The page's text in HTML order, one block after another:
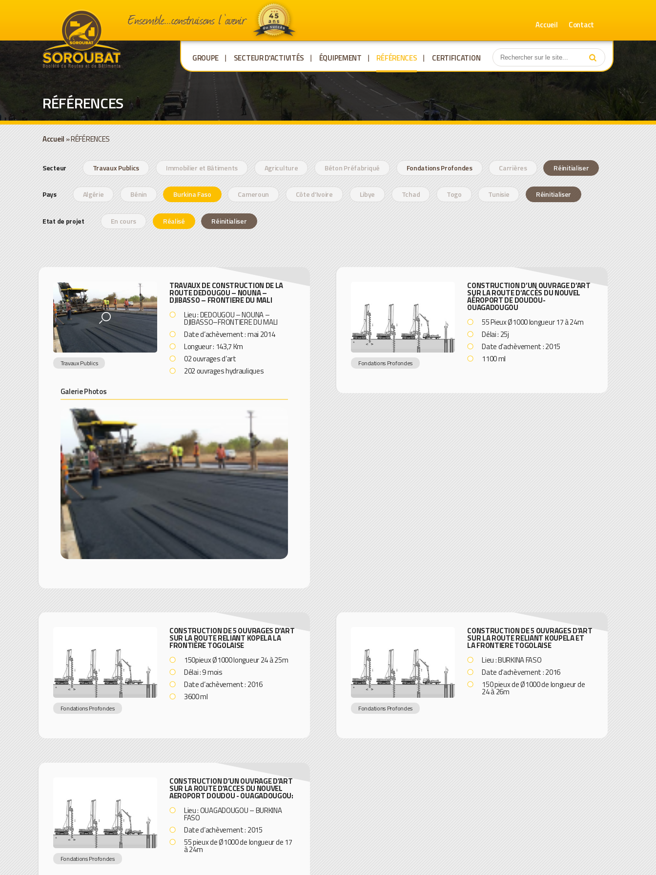
Accueil Contact
GROUPE SECTEUR D'ACTIVITÉS ÉQUIPEMENT RÉFÉRENCES CERTIFICATION
RÉFÉRENCES
Accueil »RÉFÉRENCES
Secteur Travaux Publics Immobilier et Bâtiments Agriculture Béton Préfabriqué Fondations Profondes Carrières Réinitialiser
Pays Algérie Bénin Burkina Faso Cameroun Côte d’Ivoire Libye Tchad Togo Tunisie Réinitialiser
Etat de projet En cours Réalisé Réinitialiser
Travaux Publics
TRAVAUX DE CONSTRUCTION DE LA
ROUTE DEDOUGOU – NOUNA –
DJIBASSO – FRONTIERE DU MALI
Lieu : DEDOUGOU – NOUNA –
DJIBASSO–FRONTIERE DU MALI
Date d’achèvement : mai 2014
Longueur : 143,7 Km
02 ouvrages d’art
202 ouvrages hydrauliques
Galerie Photos
Fondations Profondes
CONSTRUCTION D’UN OUVRAGE D’ART
SUR LA ROUTE D’ACCÈS DU NOUVEL
AÉROPORT DE DOUDOU-
OUAGADOUGOU
55 Pieux Ø1000 longueur 17 à 24m
Délai : 25j
Date d’achèvement : 2015
1100 ml
Fondations Profondes
CONSTRUCTION DE 5 OUVRAGES D’ART
SUR LA ROUTE RELIANT KOPELA LA
FRONTIÈRE TOGOLAISE
150pieux Ø1000 longueur 24 à 25m
Délai : 9 mois
Date d’achèvement : 2016
3600 ml
Fondations Profondes
CONSTRUCTION DE 5 OUVRAGES D’ART
SUR LA ROUTE RELIANT KOUPELA ET
LA FRONTIERE TOGOLAISE
Lieu : BURKINA FASO
Date d’achèvement : 2016
150 pieux de Ø1000 de longueur de
24 à 26m
Fondations Profondes
CONSTRUCTION D’UN OUVRAGE D’ART
SUR LA ROUTE D’ACCES DU NOUVEL
AEROPORT DOUDOU - OUAGADOUGOU:
Lieu : OUAGADOUGOU – BURKINA
FASO
Date d’achèvement : 2015
55 pieux de Ø1000 de longueur de 17
à 24m